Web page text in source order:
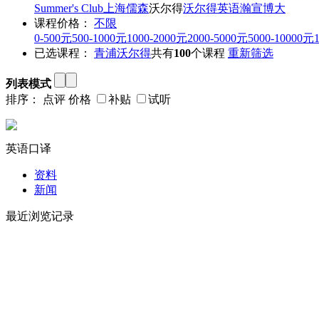
Summer's Club 上海儒森沃尔得沃尔得英语瀚宣博大
课程价格：
不限
0-500元500-1000元1000-2000元2000-5000元5000-10000元
已选课程：
青浦沃尔得共有100个课程 重新筛选
列表模式
排序：
点评 价格 补贴 试听
英语口译
资料
新闻
最近浏览记录